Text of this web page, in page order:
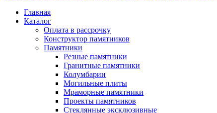
Главная
Каталог
Оплата в рассрочку
Конструктор памятников
Памятники
Резные памятники
Гранитные памятники
Колумбарии
Могильные плиты
Мраморные памятники
Проекты памятников
Стеклянные эксклюзивные